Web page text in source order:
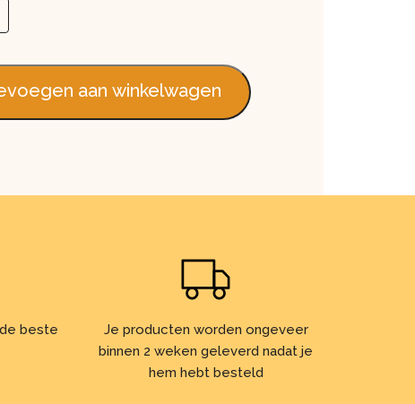
aan winkelwagen
beste
Je producten worden ongeveer
binnen 2 weken geleverd nadat je
hem hebt besteld